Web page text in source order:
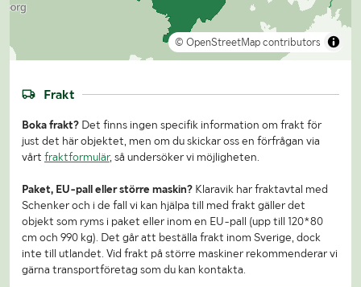
© OpenStreetMap contributors
Frakt
Boka frakt? Det finns ingen specifik information om frakt för
just det här objektet, men om du skickar oss en förfrågan via
vårt fraktformulär, så undersöker vi möjligheten.
Paket, EU-pall eller större maskin? Klaravik har fraktavtal med
Schenker och i de fall vi kan hjälpa till med frakt gäller det
objekt som ryms i paket eller inom en EU-pall (upp till 120*80
cm och 990 kg). Det går att beställa frakt inom Sverige, dock
inte till utlandet. Vid frakt på större maskiner rekommenderar vi
gärna transportföretag som du kan kontakta.